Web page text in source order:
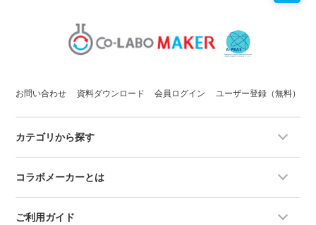
お問い合わせ 資料ダウンロード 会員ログイン ユーザー登録（無料）
カテゴリから探す
コラボメーカーとは
ご利用ガイド